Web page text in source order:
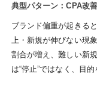
典型パターン：CPA改
ブランド偏重が起きる
上・新規が伸びない現
割合が増え、難しい新
は“停止”ではなく、目